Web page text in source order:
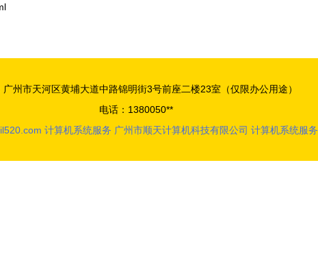
广州市天河区黄埔大道中路锦明街3号前座二楼23室（仅限办公用途）
电话：1380050**
计算机系统服务 广州市顺天计算机科技有限公司 计算机系统服务